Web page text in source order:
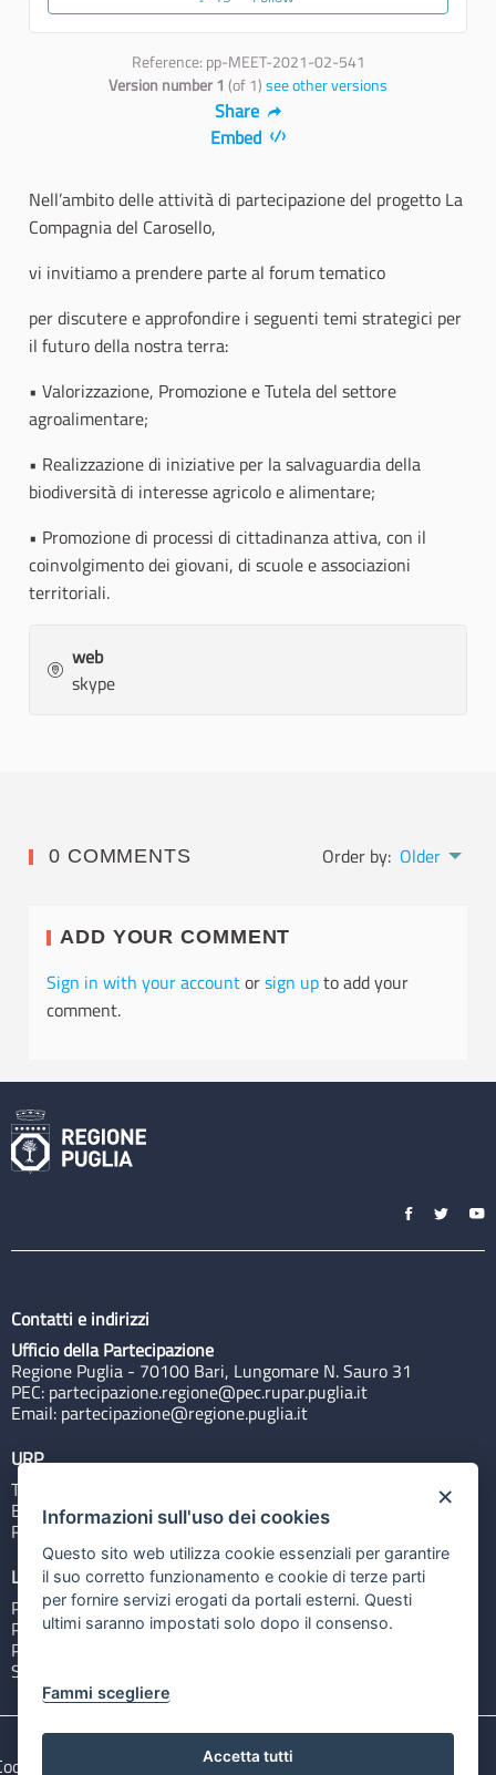
Reference: pp-MEET-2021-02-541
Version number 1 (of 1)see other versions
Share
Embed
Nell’ambito delle attività di partecipazione del progetto La
Compagnia del Carosello,
vi invitiamo a prendere parte al forum tematico
per discutere e approfondire i seguenti temi strategici per
il futuro della nostra terra:
• Valorizzazione, Promozione e Tutela del settore
agroalimentare;
• Realizzazione di iniziative per la salvaguardia della
biodiversità di interesse agricolo e alimentare;
• Promozione di processi di cittadinanza attiva, con il
coinvolgimento dei giovani, di scuole e associazioni
territoriali.
web
skype
0 COMMENTS Order by: Older
ADD YOUR COMMENT
Sign in with your accountorsign upto add your
comment.
Contatti e indirizzi
Ufficio della Partecipazione
Regione Puglia - 70100 Bari, Lungomare N. Sauro 31
PEC: partecipazione.regione@pec.rupar.puglia.it
Email: partecipazione@regione.puglia.it
URP
Tel: 800713939
Email:quiregione@regione.puglia.it
Rubrica
Link utili
Portale Istituzionale
PO FESR Puglia 2014-2020
PSR Puglia 2014-2020
Sistema Puglia
e privacy Note legali
×
Informazioni sull'uso dei cookies
Questo sito web utilizza cookie essenziali per garantire
il suo corretto funzionamento e cookie di terze parti
per fornire servizi erogati da portali esterni. Questi
ultimi saranno impostati solo dopo il consenso.
Fammi scegliere
Accetta tutti